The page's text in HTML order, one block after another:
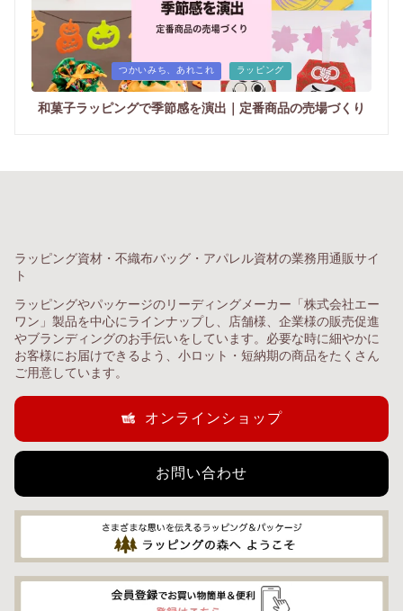
Posted
in
つかいみち、あれこれ ラッピング
和菓子ラッピングで季節感を演出｜定番商品の売場づくり
ラッピング資材・不織布バッグ・アパレル資材の業務用通販サイ
ト
ラッピングやパッケージのリーディングメーカー「株式会社エー
ワン」製品を中心にラインナップし、店舗様、企業様の販売促進
やブランディングのお手伝いをしています。必要な時に細やかに
お客様にお届けできるよう、小ロット・短納期の商品をたくさん
ご用意しています。
オンラインショップ
お問い合わせ